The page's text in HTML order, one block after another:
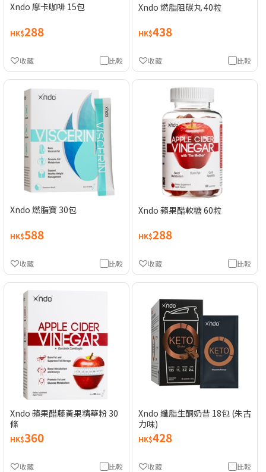
Xndo 摩卡咖啡 15包
HK$288
比較
收藏
Xndo 燃脂阻碳丸 40粒
HK$438
比較
收藏
Xndo 燃脂寶 30包
HK$588
比較
收藏
Xndo 蘋果醋軟糖 60粒
HK$288
比較
收藏
Xndo 蘋果醋藤黃果精華粉 30
條
HK$360
比較
收藏
Xndo 纖脂生酮奶昔 18包 (朱古
力味)
HK$428
比較
收藏